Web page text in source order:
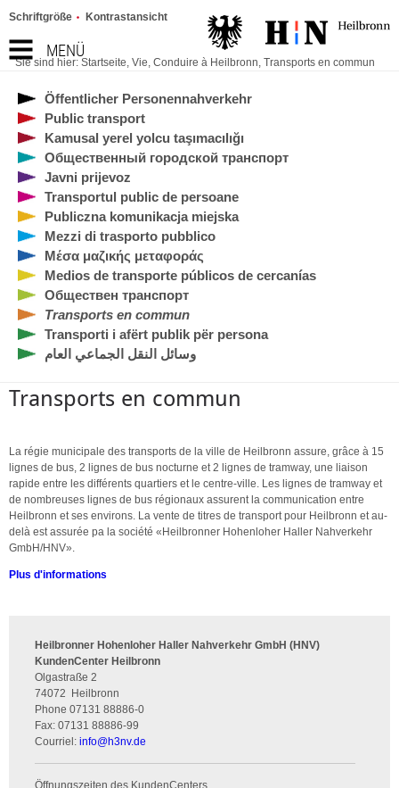
MENÜ
Schriftgröße Kontrastansicht
Sie sind hier: Startseite, Vie, Conduire à Heilbronn, Transports en commun
Öffentlicher Personennahverkehr
Public transport
Kamusal yerel yolcu taşımacılığı
Общественный городской транспорт
Javni prijevoz
Transportul public de persoane
Publiczna komunikacja miejska
Mezzi di trasporto pubblico
Μέσα μαζικής μεταφοράς
Medios de transporte públicos de cercanías
Обществен транспорт
Transports en commun
Transporti i afërt publik për persona
وسائل النقل الجماعي العام
Transports en commun
La régie municipale des transports de la ville de Heilbronn assure, grâce à 15
lignes de bus, 2 lignes de bus nocturne et 2 lignes de tramway, une liaison
rapide entre les différents quartiers et le centre-ville. Les lignes de tramway et
de nombreuses lignes de bus régionaux assurent la communication entre
Heilbronn et ses environs. La vente de titres de transport pour Heilbronn et au-
delà est assurée pa la société «Heilbronner Hohenloher Haller Nahverkehr
GmbH/HNV».
Plus d'informations
Heilbronner Hohenloher Haller Nahverkehr GmbH (HNV)
KundenCenter Heilbronn
Olgastraße 2
74072
Heilbronn
Phone 07131 88886-0
Fax: 07131 88886-99
Courriel: info@h3nv.de